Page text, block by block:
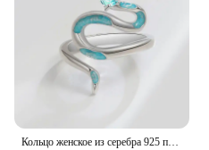
Кольцо женское из серебра 925 пробы с голубым цветом